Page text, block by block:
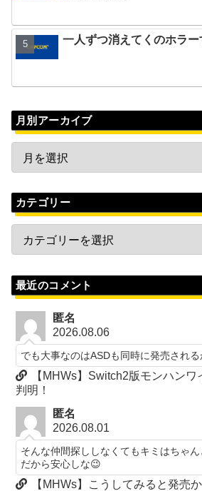
一人ずつ消えてくのホラー
月別アーカイブ
カテゴリー
最近のコメント
匿名
2026.08.06
でも大事なのはASDも同時に発売され
【MHWs】Switch2版モンハン
判明！
匿名
2026.08.01
そんな仲間探ししなくてもキミはちゃ
だから安心しな😉
【MHWs】こうしてみると発売